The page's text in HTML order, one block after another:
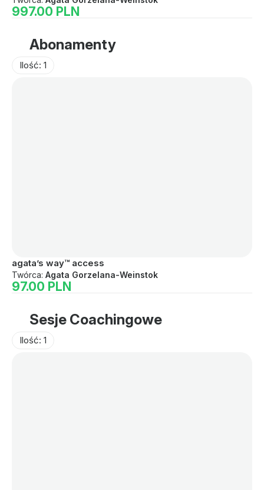
997.00 PLN
Abonamenty
Ilość: 1
agata’s way™ access
Twórca: Agata Gorzelana-Weinstok
97.00 PLN
Sesje Coachingowe
Ilość: 1